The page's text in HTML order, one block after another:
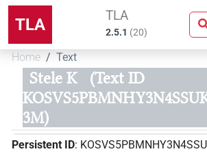
TLA TLA
2.5.1 (20)
Home Text
Stele K
(Text ID
3M)
Persistent ID: